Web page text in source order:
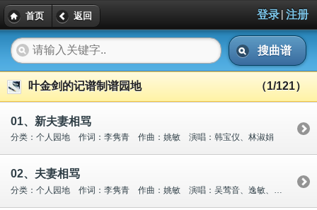
首页 返回 登录| 注册
搜曲谱
叶金剑的记谱制谱园地 （1/121）
01、新夫妻相骂
分类：个人园地 作词：李隽青 作曲：姚敏 演唱：韩宝仪、林淑娟
02、夫妻相骂
分类：个人园地 作词：李隽青 作曲：姚敏 演唱：吴莺音、逸敏、姚敏